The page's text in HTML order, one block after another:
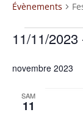
Évènements
11/11/2023
date.
novembre 2023
SAM
11